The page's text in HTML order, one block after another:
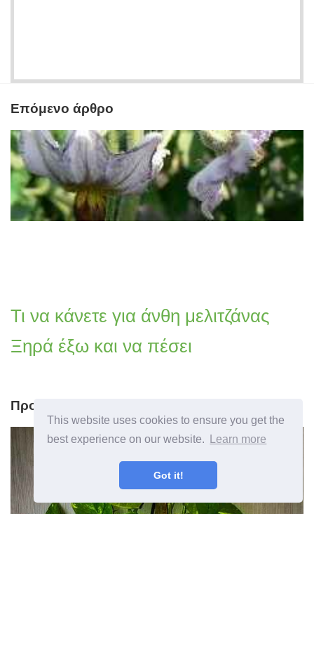
This website uses cookies to ensure you get the
best experience on our website.
Learn more
Got it!
Επόμενο άρθρο
Τι να κάνετε για άνθη μελιτζάνας
Ξηρά έξω και να πέσει
Προηγούμενο άρθρο